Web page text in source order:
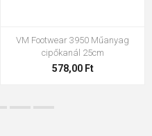
VM Footwear 3950 Műanyag
cipőkanál 25cm
578,00 Ft